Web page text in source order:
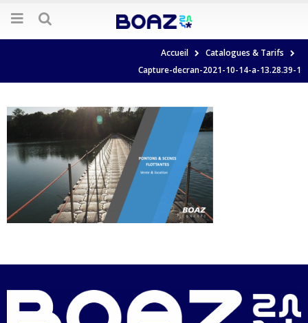
Accueil
Catalogues & Tarifs
Capture-decran-2021-10-14-a-13.28.39-1